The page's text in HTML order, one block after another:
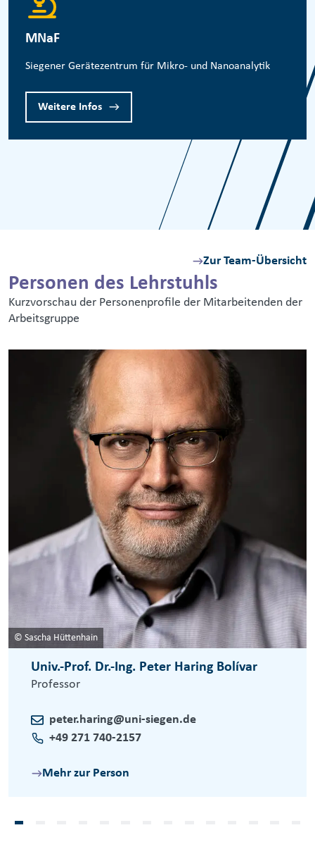
MNaF
Siegener Gerätezentrum für Mikro- und Nanoanalytik
Weitere Infos
Personen des Lehrstuhls
Kurzvorschau der Personenprofile der Mitarbeitenden der
Arbeitsgruppe
Zur Team-Übersicht
© Sascha Hüttenhain
Univ.-Prof. Dr.-Ing. Peter Haring Bolívar
Professor
peter.haring@uni-siegen.de
+49 271 740-2157
Mehr zur Person